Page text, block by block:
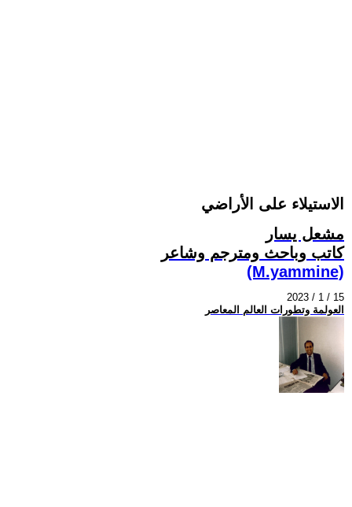
الاستيلاء على الأراضي
مشعل يسار
كاتب وباحث ومترجم وشاعر
(M.yammine)
2023 / 1 / 15
العولمة وتطورات العالم المعاصر